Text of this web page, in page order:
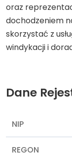
oraz
dochodzeniem
skorzystać z
windykacji i
Dane
NIP
REGON